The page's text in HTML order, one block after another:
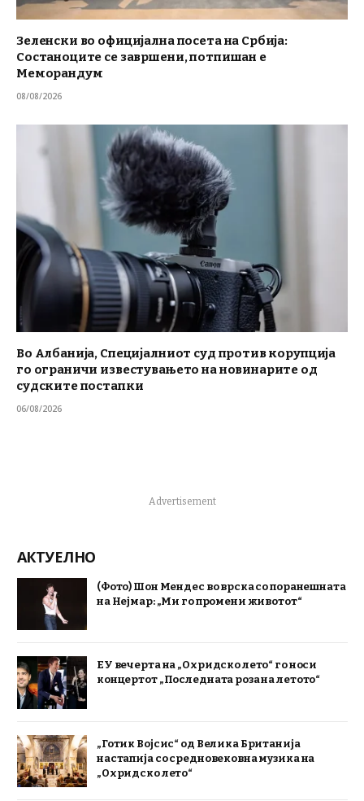
Зеленски во официјална посета на Србија:
Состаноците се завршени, потпишан е
Меморандум
08/08/2026
Во Албанија, Специјалниот суд против корупција
го ограничи известувањето на новинарите од
судските постапки
06/08/2026
Advertisement
АКТУЕЛНО
(Фото) Шон Мендес во врска со поранешната
на Нејмар: „Ми го промени животот“
ЕУ вечерта на „Охридско лето“ го носи
концертот „Последната роза на летото“
„Готик Војсис“ од Велика Британија
настапија со средновековна музика на
„Охридско лето“